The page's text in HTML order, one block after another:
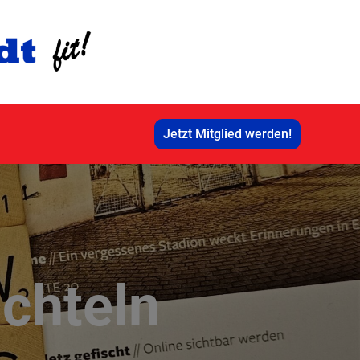
Jetzt Mitglied werden!